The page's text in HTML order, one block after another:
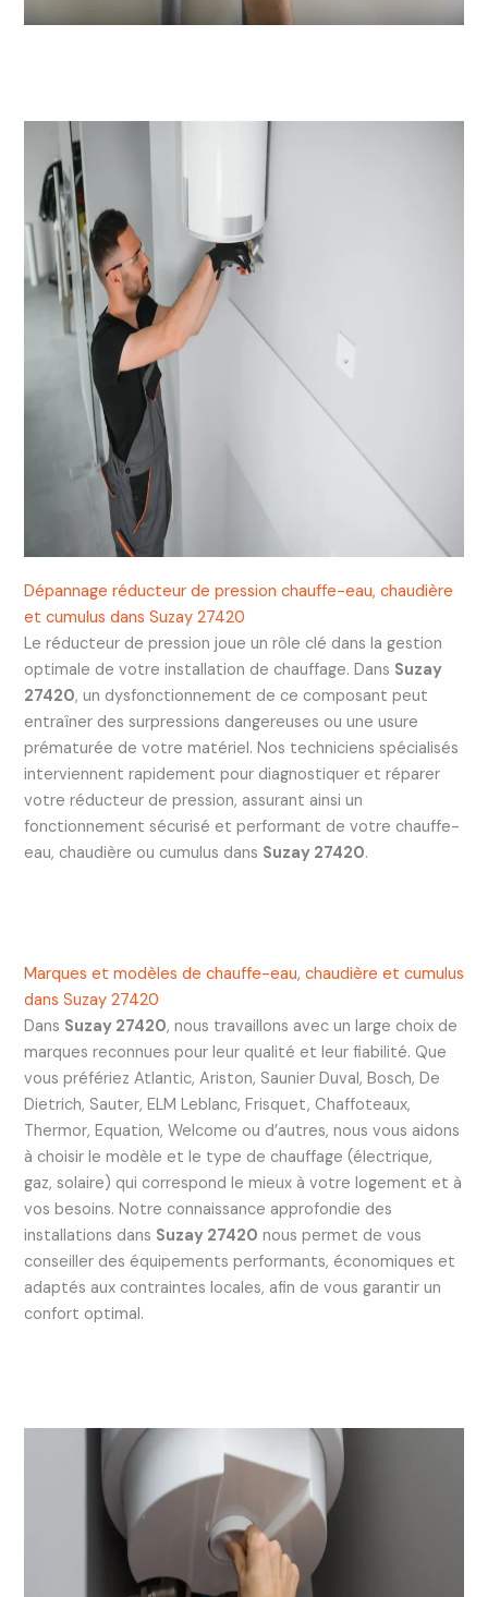
Dépannage réducteur de pression chauffe-eau, chaudière
et cumulus dans Suzay 27420
Le réducteur de pression joue un rôle clé dans la gestion
optimale de votre installation de chauffage. Dans Suzay
27420, un dysfonctionnement de ce composant peut
entraîner des surpressions dangereuses ou une usure
prématurée de votre matériel. Nos techniciens spécialisés
interviennent rapidement pour diagnostiquer et réparer
votre réducteur de pression, assurant ainsi un
fonctionnement sécurisé et performant de votre chauffe-
eau, chaudière ou cumulus dans Suzay 27420.
Marques et modèles de chauffe-eau, chaudière et cumulus
dans Suzay 27420
Dans Suzay 27420, nous travaillons avec un large choix de
marques reconnues pour leur qualité et leur fiabilité. Que
vous préfériez Atlantic, Ariston, Saunier Duval, Bosch, De
Dietrich, Sauter, ELM Leblanc, Frisquet, Chaffoteaux,
Thermor, Equation, Welcome ou d’autres, nous vous aidons
à choisir le modèle et le type de chauffage (électrique,
gaz, solaire) qui correspond le mieux à votre logement et à
vos besoins. Notre connaissance approfondie des
installations dans Suzay 27420 nous permet de vous
conseiller des équipements performants, économiques et
adaptés aux contraintes locales, afin de vous garantir un
confort optimal.